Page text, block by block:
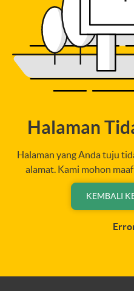
Halaman
Halaman yang Anda tuju
alamat. Kami mohon
KEMBALI